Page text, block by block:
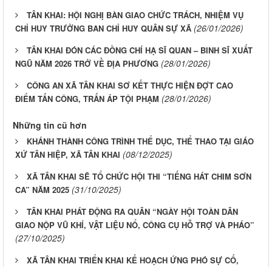
TÂN KHAI: HỘI NGHỊ BÀN GIAO CHỨC TRÁCH, NHIỆM VỤ
CHỈ HUY TRƯỞNG BAN CHỈ HUY QUÂN SỰ XÃ (26/01/2026)
TÂN KHAI ĐÓN CÁC ĐỒNG CHÍ HẠ SĨ QUAN – BINH SĨ XUẤT
NGŨ NĂM 2026 TRỞ VỀ ĐỊA PHƯƠNG (28/01/2026)
CÔNG AN XÃ TÂN KHAI SƠ KẾT THỰC HIỆN ĐỢT CAO
ĐIỂM TẤN CÔNG, TRẤN ÁP TỘI PHẠM (28/01/2026)
Những tin cũ hơn
KHÁNH THÀNH CÔNG TRÌNH THỂ DỤC, THỂ THAO TẠI GIÁO
XỨ TÂN HIỆP, XÃ TÂN KHAI (08/12/2025)
XÃ TÂN KHAI SẼ TỔ CHỨC HỘI THI “TIẾNG HÁT CHIM SƠN
CA” NĂM 2025 (31/10/2025)
TÂN KHAI PHÁT ĐỘNG RA QUÂN “NGÀY HỘI TOÀN DÂN
GIAO NỘP VŨ KHÍ, VẬT LIỆU NỔ, CÔNG CỤ HỖ TRỢ VÀ PHÁO”
(27/10/2025)
XÃ TÂN KHAI TRIỂN KHAI KẾ HOẠCH ỨNG PHÓ SỰ CỐ,